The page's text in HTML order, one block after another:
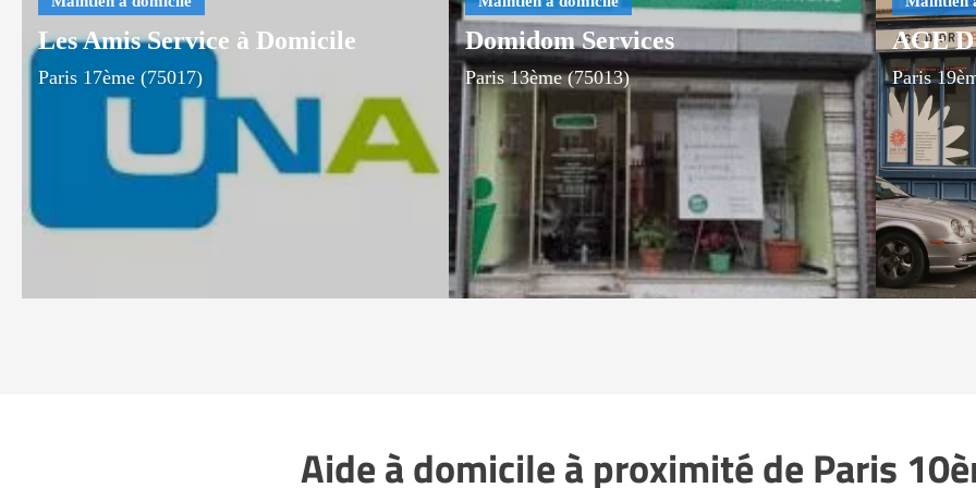
Les Amis Service à Domicile
Paris 17ème (75017)
Domidom Services
Paris 13ème (75013)
AGE
Paris
Aide à domicile à proximité de Paris